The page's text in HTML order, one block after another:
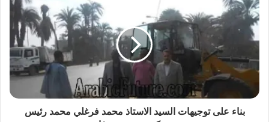
بناء على توجيهات السيد الاستاذ محمد فرغلي محمد رئيس